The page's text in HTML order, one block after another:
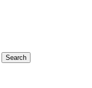
Search